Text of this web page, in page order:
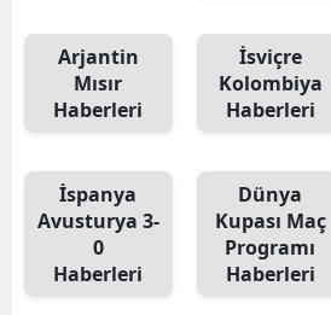
Arjantin
Mısır
Haberleri
İsviçre
Kolombiya
Haberleri
İspanya
Avusturya 3-
0
Haberleri
Dünya
Kupası Maç
Programı
Haberleri